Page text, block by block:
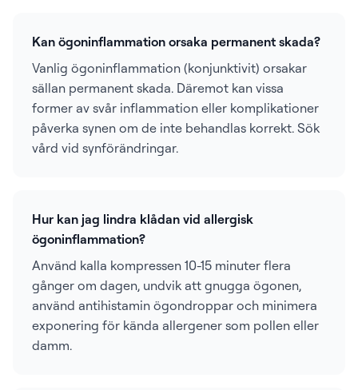
Kan ögoninflammation orsaka permanent skada?
Vanlig ögoninflammation (konjunktivit) orsakar
sällan permanent skada. Däremot kan vissa
former av svår inflammation eller komplikationer
påverka synen om de inte behandlas korrekt. Sök
vård vid synförändringar.
Hur kan jag lindra klådan vid allergisk
ögoninflammation?
Använd kalla kompressen 10-15 minuter flera
gånger om dagen, undvik att gnugga ögonen,
använd antihistamin ögondroppar och minimera
exponering för kända allergener som pollen eller
damm.